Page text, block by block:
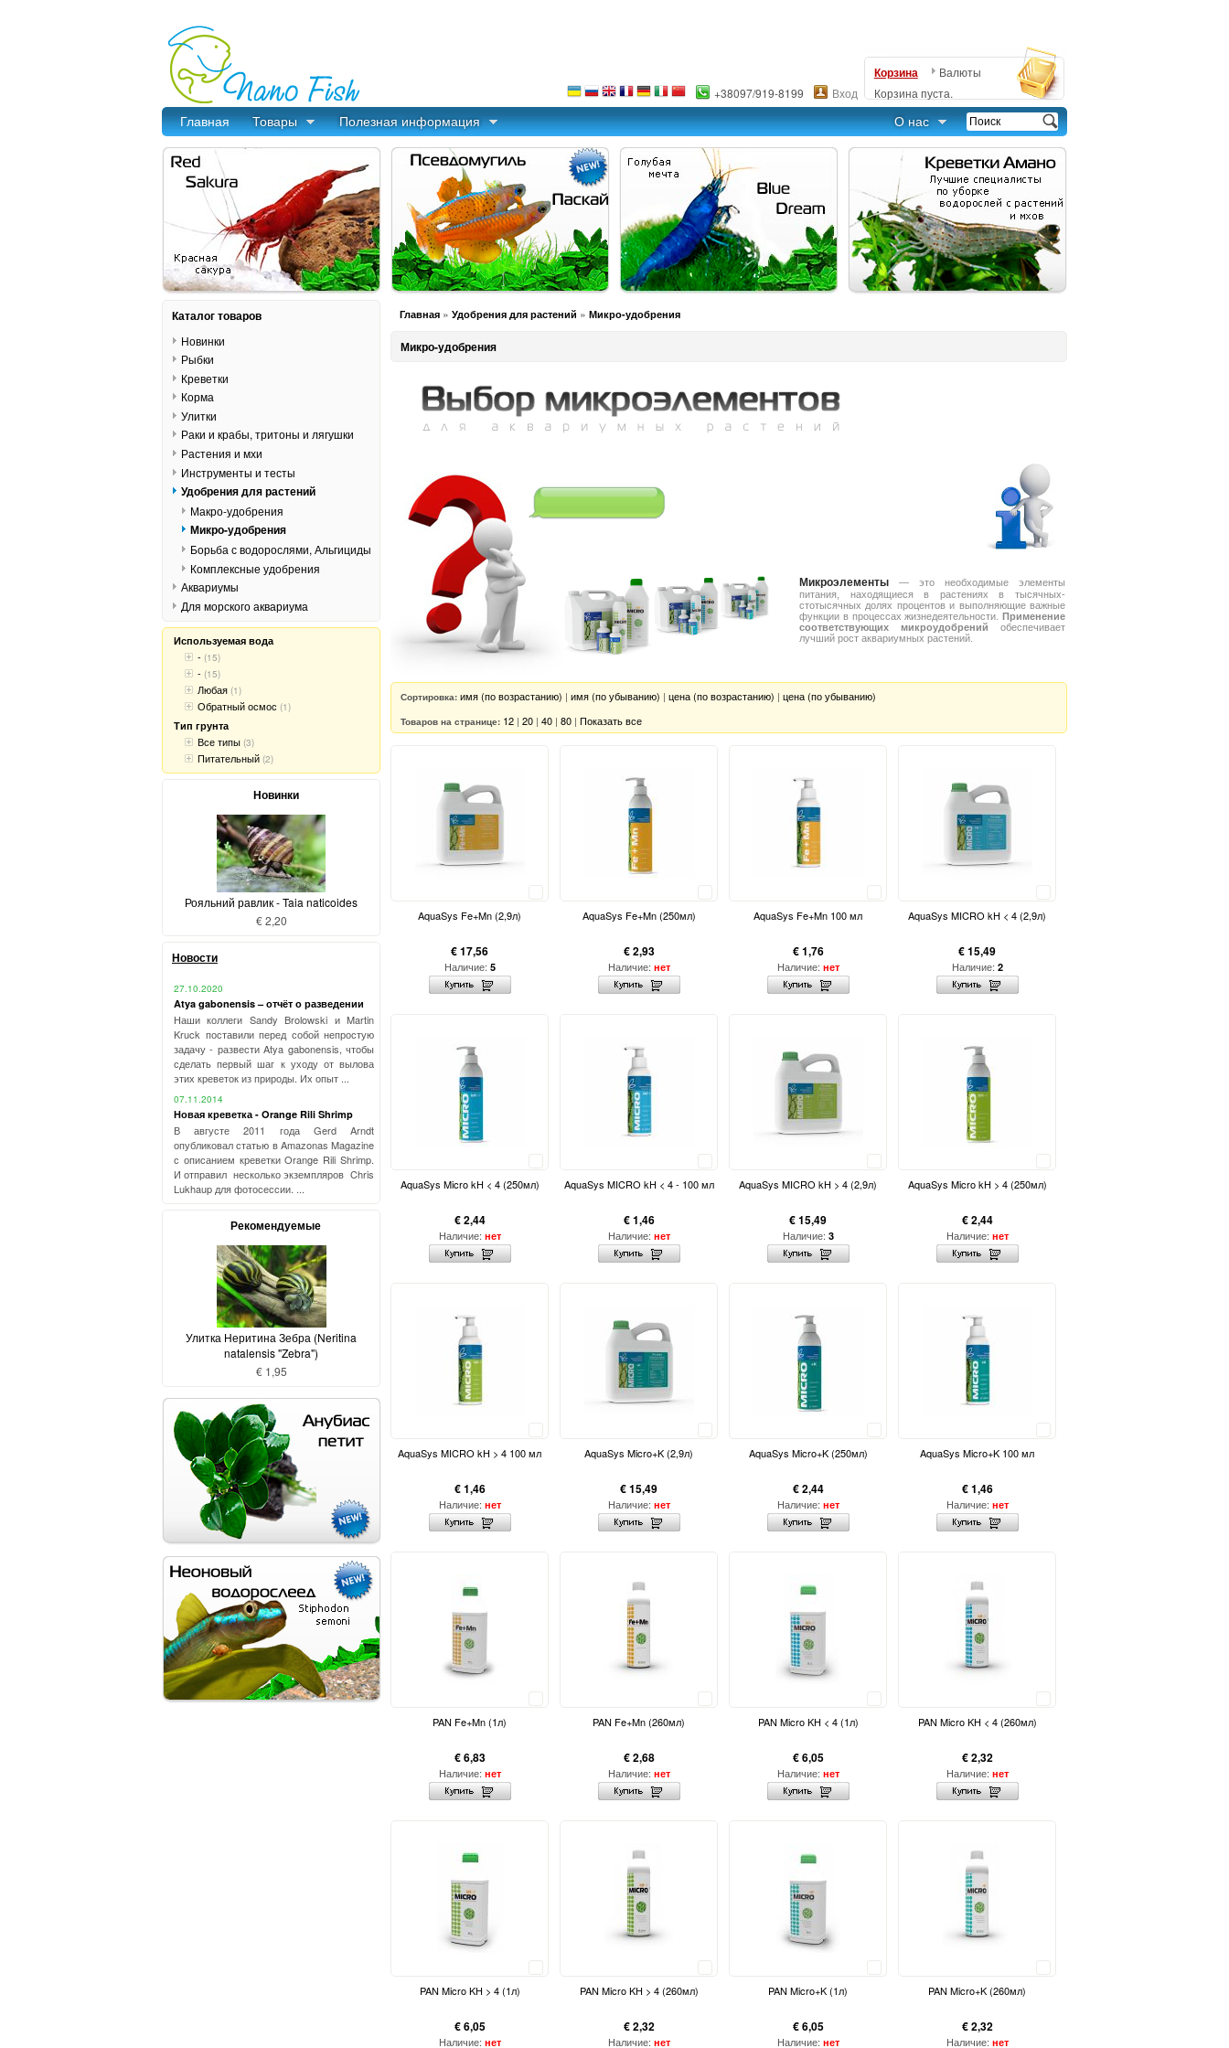
Валюты
Корзина
Корзина пуста.
+38097/919-8199 Вход
Главная Товары Полезная информация О нас
Главная » Удобрения для растений » Микро-удобрения
Микро-удобрения
Какое Микро выбрать
Микроэлементы — это необходимые элементы
питания, находящиеся в растениях в тысячных-
стотысячных долях процентов и выполняющие важные
функции в процессах жизнедеятельности. Применение
соответствующих микроудобрений обеспечивает
лучший рост аквариумных растений.
Сортировка: имя (по возрастанию) | имя (по убыванию) | цена (по возрастанию) | цена (по убыванию)
Товаров на странице: 12 | 20 | 40 | 80 | Показать все
AquaSys Fe+Mn (2,9л)
€ 17,56
Наличие: 5
AquaSys Fe+Mn (250мл)
€ 2,93
Наличие: нет
AquaSys Fe+Mn 100 мл
€ 1,76
Наличие: нет
AquaSys MICRO kH < 4 (2,9л)
€ 15,49
Наличие: 2
AquaSys Micro kH < 4 (250мл)
€ 2,44
Наличие: нет
AquaSys MICRO kH < 4 - 100 мл
€ 1,46
Наличие: нет
AquaSys MICRO kH > 4 (2,9л)
€ 15,49
Наличие: 3
AquaSys Micro kH > 4 (250мл)
€ 2,44
Наличие: нет
AquaSys MICRO kH > 4 100 мл
€ 1,46
Наличие: нет
AquaSys Micro+K (2,9л)
€ 15,49
Наличие: нет
AquaSys Micro+K (250мл)
€ 2,44
Наличие: нет
AquaSys Micro+K 100 мл
€ 1,46
Наличие: нет
PAN Fe+Mn (1л)
€ 6,83
Наличие: нет
PAN Fe+Mn (260мл)
€ 2,68
Наличие: нет
PAN Micro KH < 4 (1л)
€ 6,05
Наличие: нет
PAN Micro KH < 4 (260мл)
€ 2,32
Наличие: нет
PAN Micro KH > 4 (1л)
€ 6,05
Наличие: нет
PAN Micro KH > 4 (260мл)
€ 2,32
Наличие: нет
PAN Micro+K (1л)
€ 6,05
Наличие: нет
PAN Micro+K (260мл)
€ 2,32
Наличие: нет
Каталог товаров
Новинки
Рыбки
Креветки
Корма
Улитки
Раки и крабы, тритоны и лягушки
Растения и мхи
Инструменты и тесты
Удобрения для растений
Макро-удобрения
Микро-удобрения
Борьба с водорослями, Альгициды
Комплексные удобрения
Аквариумы
Для морского аквариума
Используемая вода
- (15)
- (15)
Любая (1)
Обратный осмос (1)
Тип грунта
Все типы (3)
Питательный (2)
Новинки
Рояльний равлик - Taia naticoides
€ 2,20
Новости
27.10.2020
Atya gabonensis – отчёт о разведении
Наши коллеги Sandy Brolowski и Martin
Kruck поставили перед собой непростую
задачу - развести Atya gabonensis, чтобы
сделать первый шаг к уходу от вылова
этих креветок из природы. Их опыт ...
07.11.2014
Новая креветка - Orange Rili Shrimp
В августе 2011 года Gerd Arndt
опубликовал статью в Amazonas Magazine
с описанием креветки Orange Rili Shrimp.
И отправил несколько экземпляров Chris
Lukhaup для фотосессии. ...
Рекомендуемые
Улитка Неритина Зебра (Neritina
natalensis "Zebra")
€ 1,95